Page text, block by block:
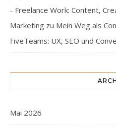
- Freelance Work: Content,
Marketing zu Mein Weg als
FiveTeams: UX, SEO und
Mai 2026